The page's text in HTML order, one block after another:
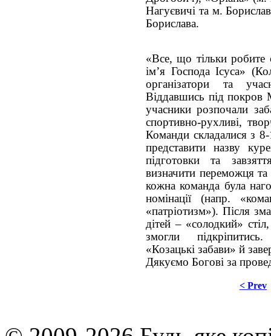
Нагуєвичі та м.
Борислава.
«Все, що тільки робите
ім’я Господа Ісуса»
організатори та
Віддавшись під покров
учасники розпочали
спортивно-рухливі,
Команди складалися з 8-
представити назву
підготовки та
визначити переможця та
кожна команда була
номінації (напр.
«патріотизм»). Після
дітей – «солодкий»
змогли
«Козацькі забави» й
Дякуємо Богові за
< Prev